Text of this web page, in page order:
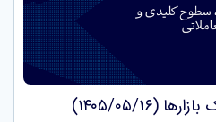
(۱۴۰۵/۰۵/۱۶)